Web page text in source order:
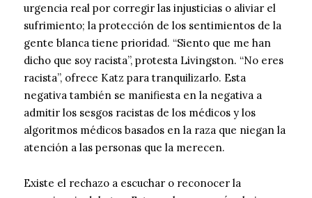
urgencia real por corregir las injusticias o aliviar el
sufrimiento; la protección de los sentimientos de la
gente blanca tiene prioridad. “Siento que me han
dicho que soy racista”, protesta Livingston. “No eres
racista”, ofrece Katz para tranquilizarlo. Esta
negativa también se manifiesta en la negativa a
admitir los sesgos racistas de los médicos y los
algoritmos médicos basados ​​en la raza que niegan la
atención a las personas que la merecen.
Existe el rechazo a escuchar o reconocer la